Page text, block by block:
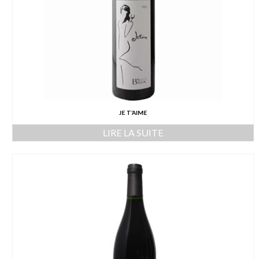
JE T’AIME
LIRE LA SUITE